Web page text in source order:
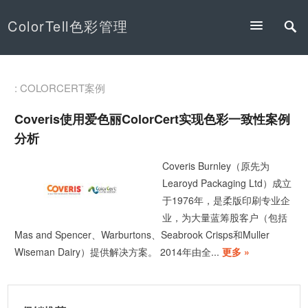
ColorTell色彩管理
: COLORCERT案例
Coveris使用爱色丽ColorCert实现色彩一致性案例
分析
Coveris Burnley（原先为
Learoyd Packaging Ltd）成立
于1976年，是柔版印刷专业企
业，为大量蓝筹股客户（包括
Mas and Spencer、Warburtons、Seabrook Crisps和Muller
Wiseman Dairy）提供解决方案。 2014年由全...更多 »